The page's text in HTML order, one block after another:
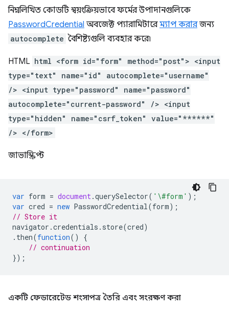
নিম্নলিখিত কোডটি স্বয়ংক্রিয়ভাবে ফর্মের উপাদানগুলিকে
PasswordCredential অবজেক্ট প্যারামিটারেম্যাপ করারজন্য
autocomplete বৈশিষ্ট্যগুলি ব্যবহার করে৷
HTML html <form id="form" method="post"> <input
type="text" name="id" autocomplete="username"
/> <input type="password" name="password"
autocomplete="current-password" /> <input
type="hidden" name="csrf_token" value="******"
/> </form>
জাভাস্ক্রিপ্ট
var form = document.querySelector( '\#form' );
var cred = new PasswordCredential(form);
// Store it
navigator .credentials . store(cred)
. then(function()
{
// continuation
});
একটি ফেডারেটেড শংসাপত্র তৈরি এবং সংরক্ষণ করা